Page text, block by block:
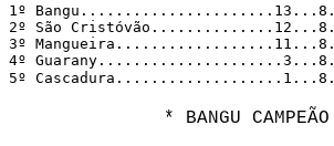
1º
2º São
3º
4º
5º
* BANGU CAMPEÃO